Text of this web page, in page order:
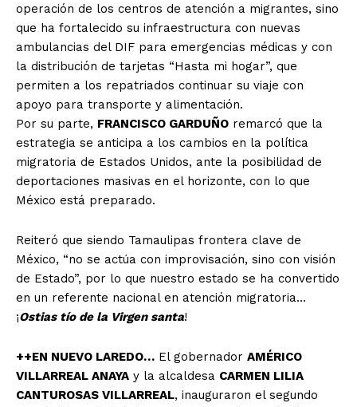
operación de los centros de atención a migrantes, sino
que ha fortalecido su infraestructura con nuevas
ambulancias del DIF para emergencias médicas y con
la distribución de tarjetas “Hasta mi hogar”, que
permiten a los repatriados continuar su viaje con
apoyo para transporte y alimentación.
Por su parte, FRANCISCO GARDUÑO remarcó que la
estrategia se anticipa a los cambios en la política
migratoria de Estados Unidos, ante la posibilidad de
deportaciones masivas en el horizonte, con lo que
México está preparado.
Reiteró que siendo Tamaulipas frontera clave de
México, “no se actúa con improvisación, sino con visión
de Estado”, por lo que nuestro estado se ha convertido
en un referente nacional en atención migratoria…
¡Ostias tío de la Virgen santa!
++EN NUEVO LAREDO… El gobernador AMÉRICO
VILLARREAL ANAYA y la alcaldesa CARMEN LILIA
CANTUROSAS VILLARREAL, inauguraron el segundo